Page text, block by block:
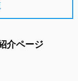
介ページ